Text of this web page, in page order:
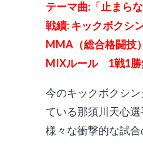
テーマ曲:「止まら
戦績: キックボクシ
MMA（総合格闘技
MIXルール 1戦1勝
今のキックボクシン
ている那須川天心選
様々な衝撃的な試